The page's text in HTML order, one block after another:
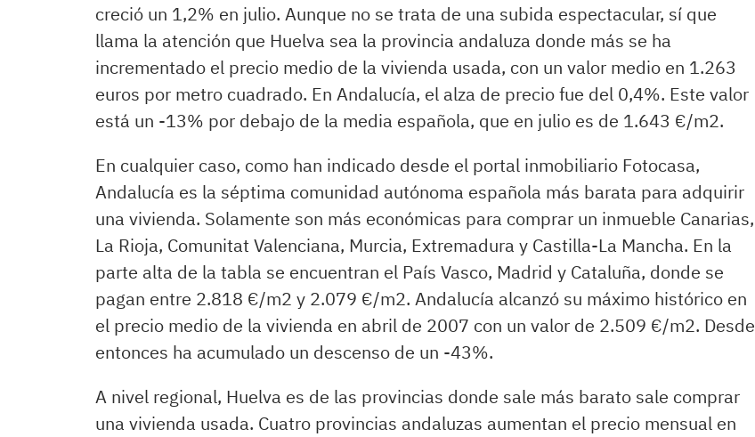
creció un 1,2% en julio. Aunque no se trata de una subida espectacular, sí que
llama la atención que Huelva sea la provincia andaluza donde más se ha
incrementado el precio medio de la vivienda usada, con un valor medio en 1.263
euros por metro cuadrado. En Andalucía, el alza de precio fue del 0,4%. Este valor
está un -13% por debajo de la media española, que en julio es de 1.643 €/m2.
En cualquier caso, como han indicado desde el portal inmobiliario Fotocasa,
Andalucía es la séptima comunidad autónoma española más barata para adquirir
una vivienda. Solamente son más económicas para comprar un inmueble Canarias,
La Rioja, Comunitat Valenciana, Murcia, Extremadura y Castilla-La Mancha. En la
parte alta de la tabla se encuentran el País Vasco, Madrid y Cataluña, donde se
pagan entre 2.818 €/m2 y 2.079 €/m2. Andalucía alcanzó su máximo histórico en
el precio medio de la vivienda en abril de 2007 con un valor de 2.509 €/m2. Desde
entonces ha acumulado un descenso de un -43%.
A nivel regional, Huelva es de las provincias donde sale más barato sale comprar
una vivienda usada. Cuatro provincias andaluzas aumentan el precio mensual en